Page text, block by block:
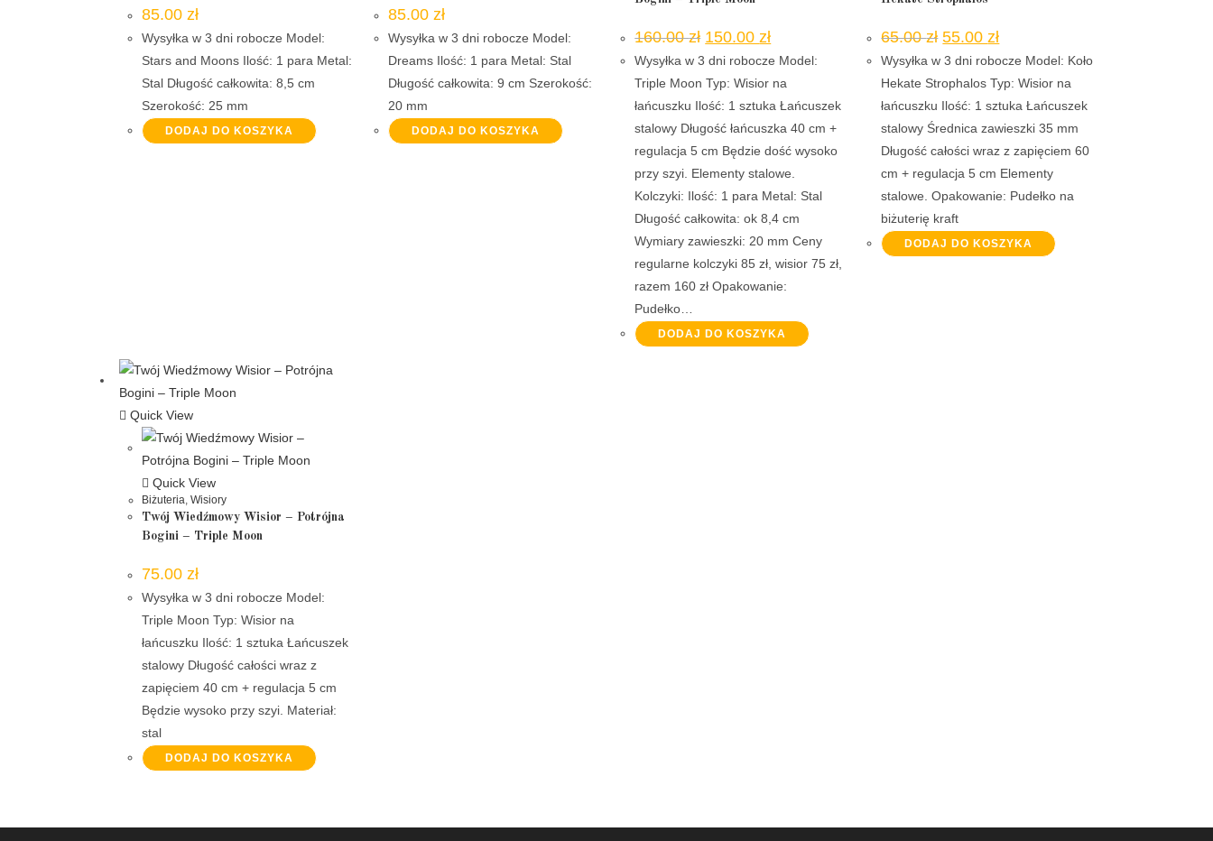
85.00 zł
Wysyłka w 3 dni robocze Model:
Stars and Moons Ilość: 1 para Metal:
Stal Długość całkowita: 8,5 cm
Szerokość: 25 mm
DODAJ DO KOSZYKA
85.00zł
Wysyłka w 3 dni robocze Model:
Dreams Ilość: 1 para Metal: Stal
Długość całkowita: 9 cm Szerokość:
20 mm
DODAJ DO KOSZYKA
160.00zł Pierwotna
cena
wynosiła:
150.00złAktualna
cena
wynosi:
Wysyłka w 3 dni robocze Model:
Triple Moon Typ: Wisior na
łańcuszku Ilość: 1 sztuka Łańcuszek
stalowy Długość łańcuszka 40 cm +
regulacja 5 cm Będzie dość wysoko
przy szyi. Elementy stalowe.
Kolczyki: Ilość: 1 para Metal: Stal
Długość całkowita: ok 8,4 cm
Wymiary zawieszki: 20 mm Ceny
regularne kolczyki 85 zł, wisior 75 zł,
razem 160 zł Opakowanie:
Pudełko…
DODAJ DO KOSZYKA
65.00zł Pierwotna
cena
wynosiła:
55.00złAktualna
cena
wynosi:
Wysyłka w 3 dni robocze Model: Koło
Hekate Strophalos Typ: Wisior na
łańcuszku Ilość: 1 sztuka Łańcuszek
stalowy Średnica zawieszki 35 mm
Długość całości wraz z zapięciem 60
cm + regulacja 5 cm Elementy
stalowe. Opakowanie: Pudełko na
biżuterię kraft
DODAJ DO KOSZYKA
Quick View
Quick View
Biżuteria Wisiory
Twój Wiedźmowy Wisior – Potrójna
Bogini – Triple Moon
75.00 zł
Wysyłka w 3 dni robocze Model:
Triple Moon Typ: Wisior na
łańcuszku Ilość: 1 sztuka Łańcuszek
stalowy Długość całości wraz z
zapięciem 40 cm + regulacja 5 cm
Będzie wysoko przy szyi. Materiał:
stal
DODAJ DO KOSZYKA